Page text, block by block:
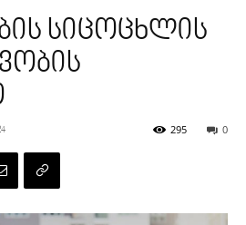
სიცოცხლის
0
295